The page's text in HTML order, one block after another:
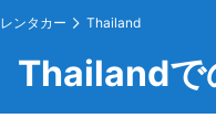
レンタカー Thailand
Thailandで